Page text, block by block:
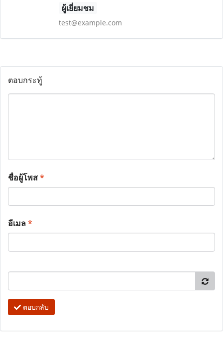
ผู้เยี่ยมชม
test@example.com
ตอบกระทู้
ชื่อผู้โพส*
อีเมล*
ตอบกลับ